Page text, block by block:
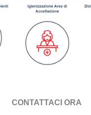
CONTATTACI ORA